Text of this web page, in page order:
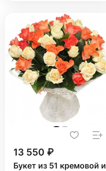
13 550 ₽
Букет из 51 кремовой и